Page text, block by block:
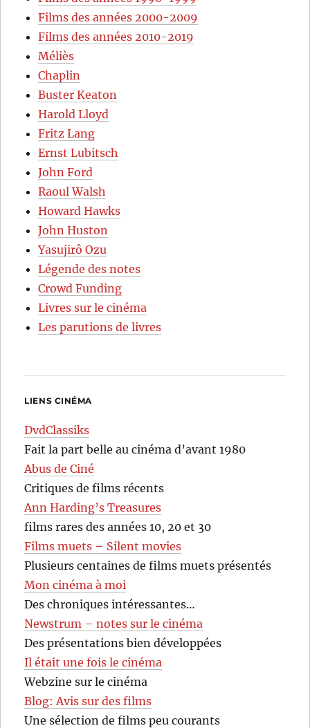
Films des années 2000-2009
Films des années 2010-2019
Méliès
Chaplin
Buster Keaton
Harold Lloyd
Fritz Lang
Ernst Lubitsch
John Ford
Raoul Walsh
Howard Hawks
John Huston
Yasujirô Ozu
Légende des notes
Crowd Funding
Livres sur le cinéma
Les parutions de livres
LIENS CINÉMA
DvdClassiks
Fait la part belle au cinéma d’avant 1980
Abus de Ciné
Critiques de films récents
Ann Harding’s Treasures
films rares des années 10, 20 et 30
Films muets – Silent movies
Plusieurs centaines de films muets présentés
Mon cinéma à moi
Des chroniques intéressantes…
Newstrum – notes sur le cinéma
Des présentations bien développées
Il était une fois le cinéma
Webzine sur le cinéma
Blog: Avis sur des films
Une sélection de films peu courants